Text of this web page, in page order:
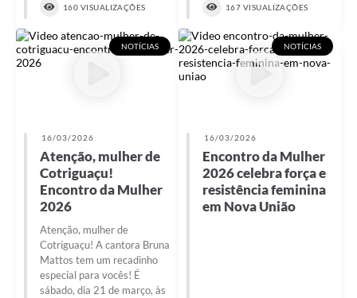
160 VISUALIZAÇÕES 167 VISUALIZAÇÕES
NOTÍCIAS
16/03/2026
Atenção, mulher de
Cotriguaçu!
Encontro da Mulher
2026
Atenção, mulher de
Cotriguaçu! A cantora Bruna
Mattos tem um recadinho
especial para vocês! É
sábado, dia 21 de março, às
NOTÍCIAS
16/03/2026
Encontro da Mulher
2026 celebra força e
resistência feminina
em Nova União